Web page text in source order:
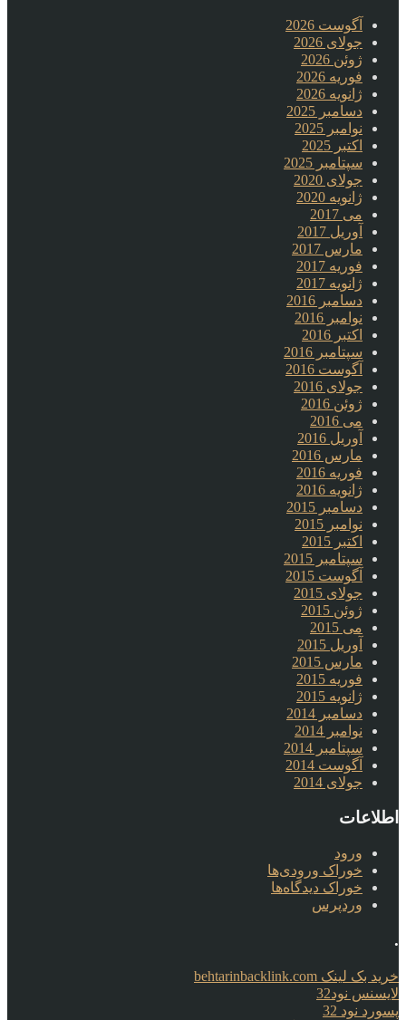
آگوست 2026
جولای 2026
ژوئن 2026
فوریه 2026
ژانویه 2026
دسامبر 2025
نوامبر 2025
اکتبر 2025
سپتامبر 2025
جولای 2020
ژانویه 2020
می 2017
آوریل 2017
مارس 2017
فوریه 2017
ژانویه 2017
دسامبر 2016
نوامبر 2016
اکتبر 2016
سپتامبر 2016
آگوست 2016
جولای 2016
ژوئن 2016
می 2016
آوریل 2016
مارس 2016
فوریه 2016
ژانویه 2016
دسامبر 2015
نوامبر 2015
اکتبر 2015
سپتامبر 2015
آگوست 2015
جولای 2015
ژوئن 2015
می 2015
آوریل 2015
مارس 2015
فوریه 2015
ژانویه 2015
دسامبر 2014
نوامبر 2014
سپتامبر 2014
آگوست 2014
جولای 2014
اطلاعات
ورود
خوراک ورودی‌ها
خوراک دیدگاه‌ها
وردپرس
.
خرید بک لینک behtarinbacklink.com
لایسنس نود32
پسورد نود 32